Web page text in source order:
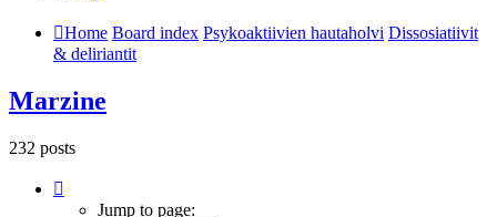
Home Board index Psykoaktiivien hautaholvi Dissosiatiivit
& deliriantit
Marzine
232 posts
Jump to page: